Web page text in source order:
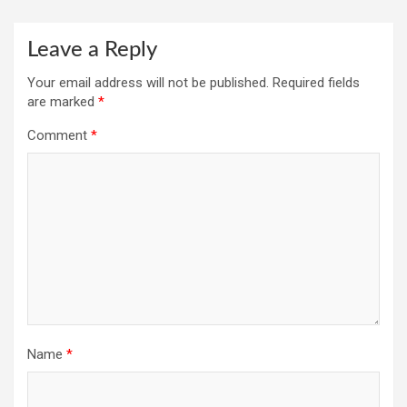
Leave a Reply
Your email address will not be published. Required fields
are marked *
Comment *
Name *